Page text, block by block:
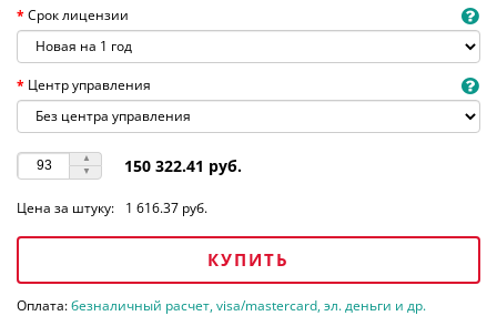
Срок лицензии
Центр управления
150 322.41 руб.
Цена за штуку: 1 616.37 руб.
КУПИТЬ
Оплата:безналичный расчет, visa/mastercard, эл. деньги и др.